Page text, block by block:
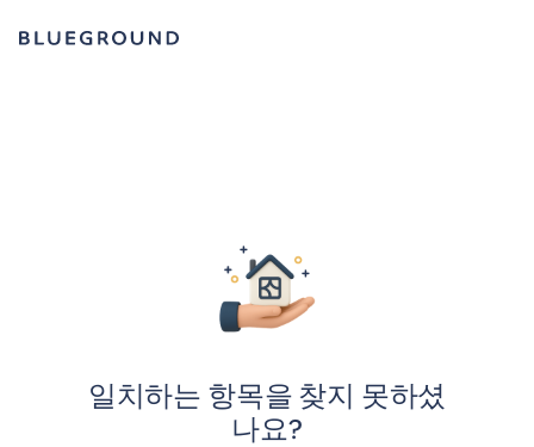
일치하는 항목을 찾지 못하셨
나요?